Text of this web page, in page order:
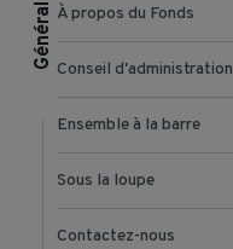
Général À propos du Fonds
Conseil d'administration
Ensemble à la barre
Sous la loupe
Contactez-nous